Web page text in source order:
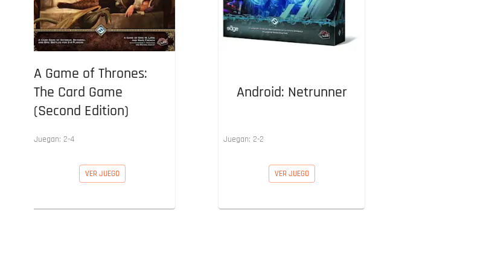
A Game of Thrones:
The Card Game
(Second Edition)
Juegan: 2-4
VER JUEGO
Android: Netrunner
Juegan: 2-2
VER JUEGO